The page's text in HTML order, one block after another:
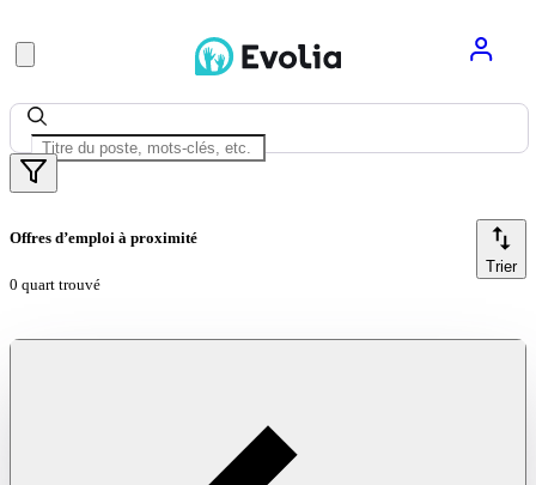
Offres d’emploi à proximité
0 quart trouvé
Trier